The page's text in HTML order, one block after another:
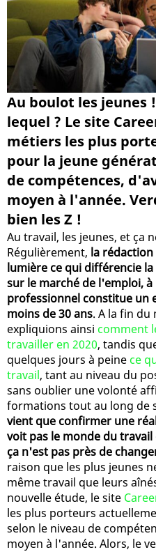
Au boulot les jeunes
lequel ? Le site
métiers les plus
pour la jeune
de compétences,
moyen à l'année.
bien les Z !
Au travail, les jeunes, et ça
Régulièrement, la
lumière ce qui différencie
sur le marché de l'emploi,
professionnel constitue un
moins de 30 ans. A la fin du
expliquions ainsi comment
travailler en 2020, tandis
quelques jours à peine ce
travail, tant au niveau du
sans oublier une volonté
formations tout au long de
vient que confirmer une
voit pas le monde du
ça n'est pas près de
raison que les plus jeunes
même travail que leurs
nouvelle étude, le site
les plus porteurs
selon le niveau de
moyen à l'année. Alors, le